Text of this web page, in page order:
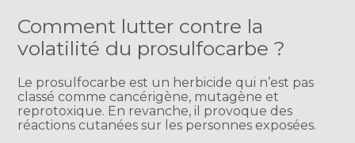
Comment lutter contre la
volatilité du prosulfocarbe ?
Le prosulfocarbe est un herbicide qui n’est pas
classé comme cancérigène, mutagène et
reprotoxique. En revanche, il provoque des
réactions cutanées sur les personnes exposées.